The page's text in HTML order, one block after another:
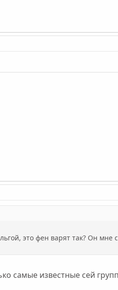
это фен варят так? Он мне
самые известные сей